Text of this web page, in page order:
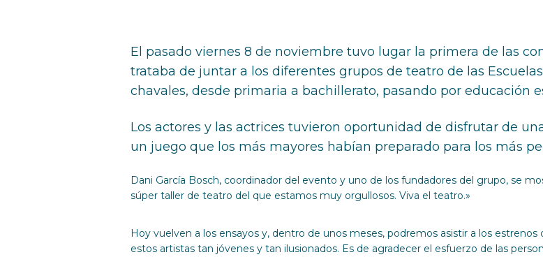
El pasado viernes 8 de noviembre tuvo lugar la primera de las
trataba de juntar a los diferentes grupos de teatro de las
chavales, desde primaria a bachillerato, pasando por educación
Los actores y las actrices tuvieron oportunidad de disfrutar de
un juego que los más mayores habían preparado para los más
Dani García Bosch, coordinador del evento y uno de los fundadores del grupo, se
súper taller de teatro del que estamos muy orgullosos. Viva el teatro.»
Hoy vuelven a los ensayos y, dentro de unos meses, podremos asistir a los estrenos
estos artistas tan jóvenes y tan ilusionados. Es de agradecer el esfuerzo de las